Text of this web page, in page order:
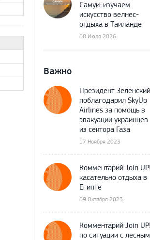
Самуи: изучаем
искусство велнес-
отдыха в Таиланде
08 Июля 2026
Важно
Президент Зеленский
поблагодарил SkyUp
Airlines за помощь в
эвакуации украинцев
из сектора Газа
17 Ноября 2023
Комментарий Join UP!
касательно отдыха в
Египте
09 Октября 2023
Комментарий Join UP!
по ситуации с